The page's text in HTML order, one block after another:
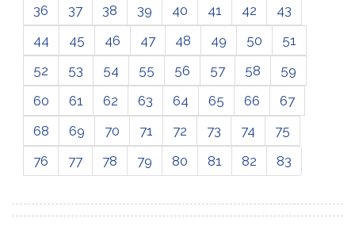
36
37 38 39 40 41 42
43
44
45 46 47 48 49 50
51
52
53 54 55 56 57 58
59
60
61 62 63 64 65 66
67
68
69 70 71 72 73 74
75
76
77 78 79 80 81 82 83